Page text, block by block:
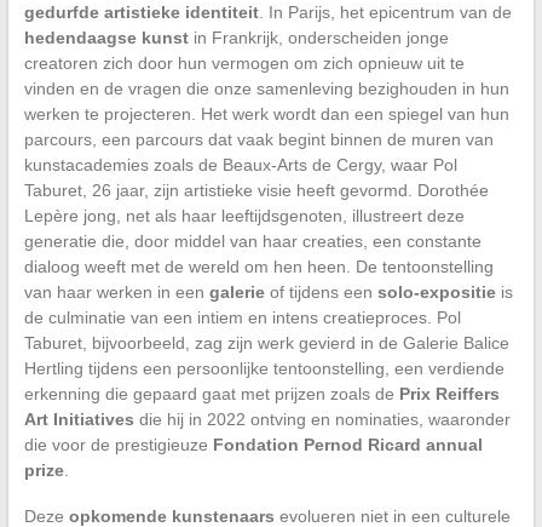
gedurfde artistieke identiteit. In Parijs, het epicentrum van de
hedendaagse kunstin Frankrijk, onderscheiden jonge
creatoren zich door hun vermogen om zich opnieuw uit te
vinden en de vragen die onze samenleving bezighouden in hun
werken te projecteren. Het werk wordt dan een spiegel van hun
parcours, een parcours dat vaak begint binnen de muren van
kunstacademies zoals de Beaux-Arts de Cergy, waar Pol
Taburet, 26 jaar, zijn artistieke visie heeft gevormd. Dorothée
Lepère jong, net als haar leeftijdsgenoten, illustreert deze
generatie die, door middel van haar creaties, een constante
dialoog weeft met de wereld om hen heen. De tentoonstelling
van haar werken in een galerieof tijdens een solo-expositieis
de culminatie van een intiem en intens creatieproces. Pol
Taburet, bijvoorbeeld, zag zijn werk gevierd in de Galerie Balice
Hertling tijdens een persoonlijke tentoonstelling, een verdiende
erkenning die gepaard gaat met prijzen zoals de Prix Reiffers
Art Initiatives die hij in 2022 ontving en nominaties, waaronder
die voor de prestigieuze Fondation Pernod Ricard annual
prize.
Deze opkomende kunstenaars evolueren niet in een culturele